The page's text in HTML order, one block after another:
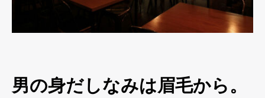
男の身だしなみは眉毛から。